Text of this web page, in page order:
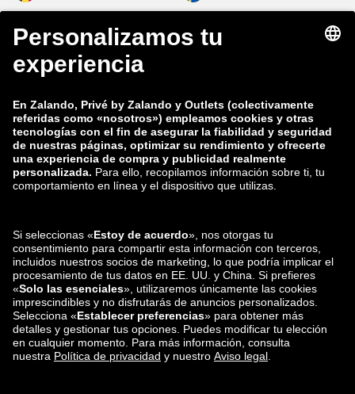
zalando-lounge.fi
zalando-lounge.co.uk
zalando-prive.es
zalando-lounge.lt zalando-lounge.sk
zalando-lounge.ro zalando-lounge.hr
zalando-lounge.lu zalando-lounge.ee
zalando-lounge.lv zalando-lounge.no
También nos
encuentras en